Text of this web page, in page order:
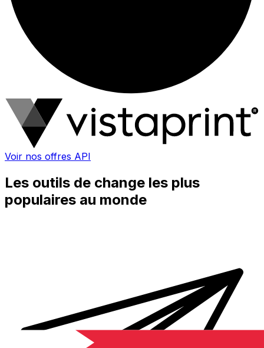
Voir nos offres API
Les outils de change les plus
populaires au monde